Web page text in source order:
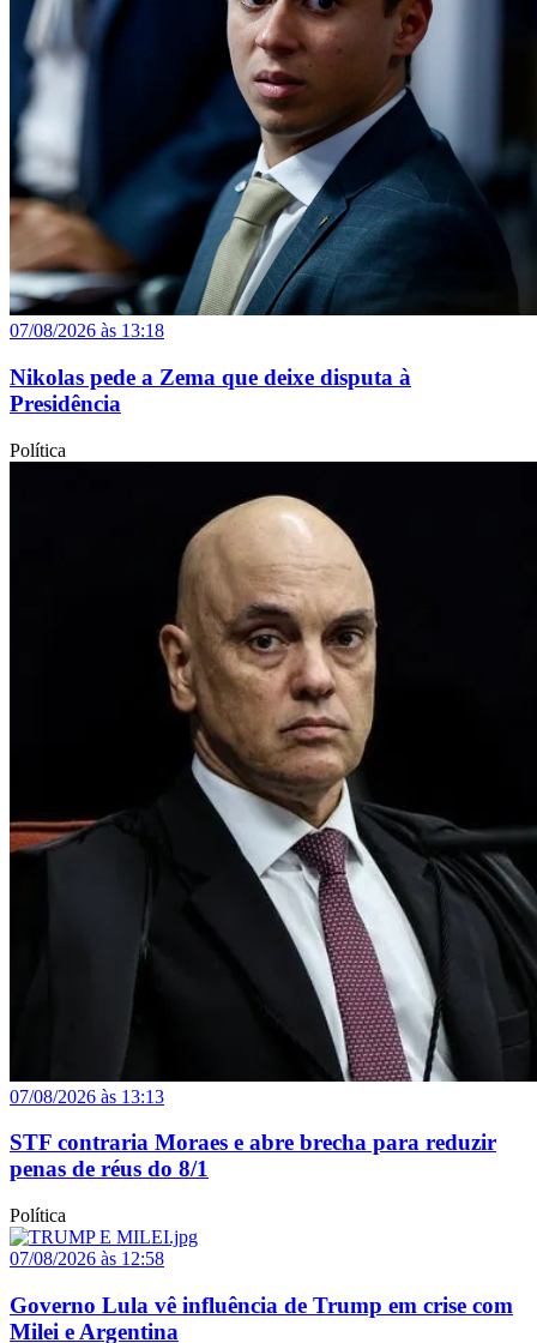
07/08/2026 às 13:18
Nikolas pede a Zema que deixe disputa à
Presidência
Política
07/08/2026 às 13:13
STF contraria Moraes e abre brecha para reduzir
penas de réus do 8/1
Política
07/08/2026 às 12:58
Governo Lula vê influência de Trump em crise com
Milei e Argentina